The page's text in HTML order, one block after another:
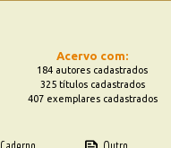
Acervo com:
184 autores cadastrados
325 títulos cadastrados
407 exemplares cadastrados